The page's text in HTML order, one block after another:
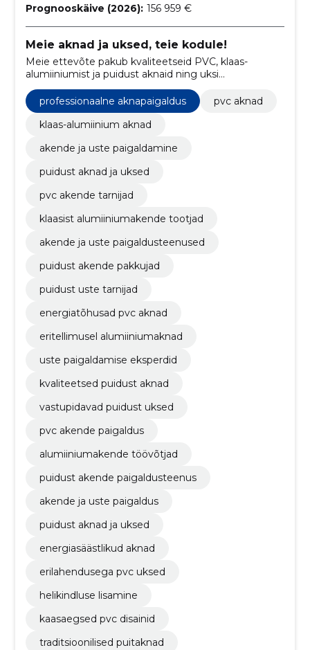
Prognooskäive (2026): 156 959 €
Meie aknad ja uksed, teie kodule!
Meie ettevõte pakub kvaliteetseid PVC, klaas-
alumiiniumist ja puidust aknaid ning uksi
professionaalse paigaldusega.
professionaalne aknapaigaldus
pvc aknad
klaas-alumiinium aknad
akende ja uste paigaldamine
puidust aknad ja uksed
pvc akende tarnijad
klaasist alumiiniumakende tootjad
akende ja uste paigaldusteenused
puidust akende pakkujad
puidust uste tarnijad
energiatõhusad pvc aknad
eritellimusel alumiiniumaknad
uste paigaldamise eksperdid
kvaliteetsed puidust aknad
vastupidavad puidust uksed
pvc akende paigaldus
alumiiniumakende töövõtjad
puidust akende paigaldusteenus
akende ja uste paigaldus
puidust aknad ja uksed
energiasäästlikud aknad
erilahendusega pvc uksed
helikindluse lisamine
kaasaegsed pvc disainid
traditsioonilised puitaknad